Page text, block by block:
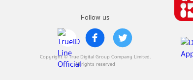
Follow us
Copyright © True Digital Group Company Limited.
All rights reserved